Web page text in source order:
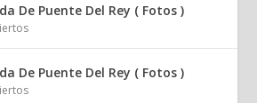
De Puente Del Rey ( Fotos )
De Puente Del Rey ( Fotos )